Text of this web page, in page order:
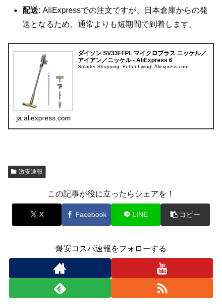
配送: AliExpressでの注文ですが、日本倉庫からの発
送となるため、通常よりも短期間で到着します。
ダイソン SV33FFPL マイクロプラス ニッケル／
アイアン／ニッケル - AliExpress 6
Smarter Shopping, Better Living! Aliexpress.com
ja.aliexpress.com
激安速報
この記事が役に立ったらシェアを！
X Facebook LINE コピー
爆安コスパ速報をフォローする